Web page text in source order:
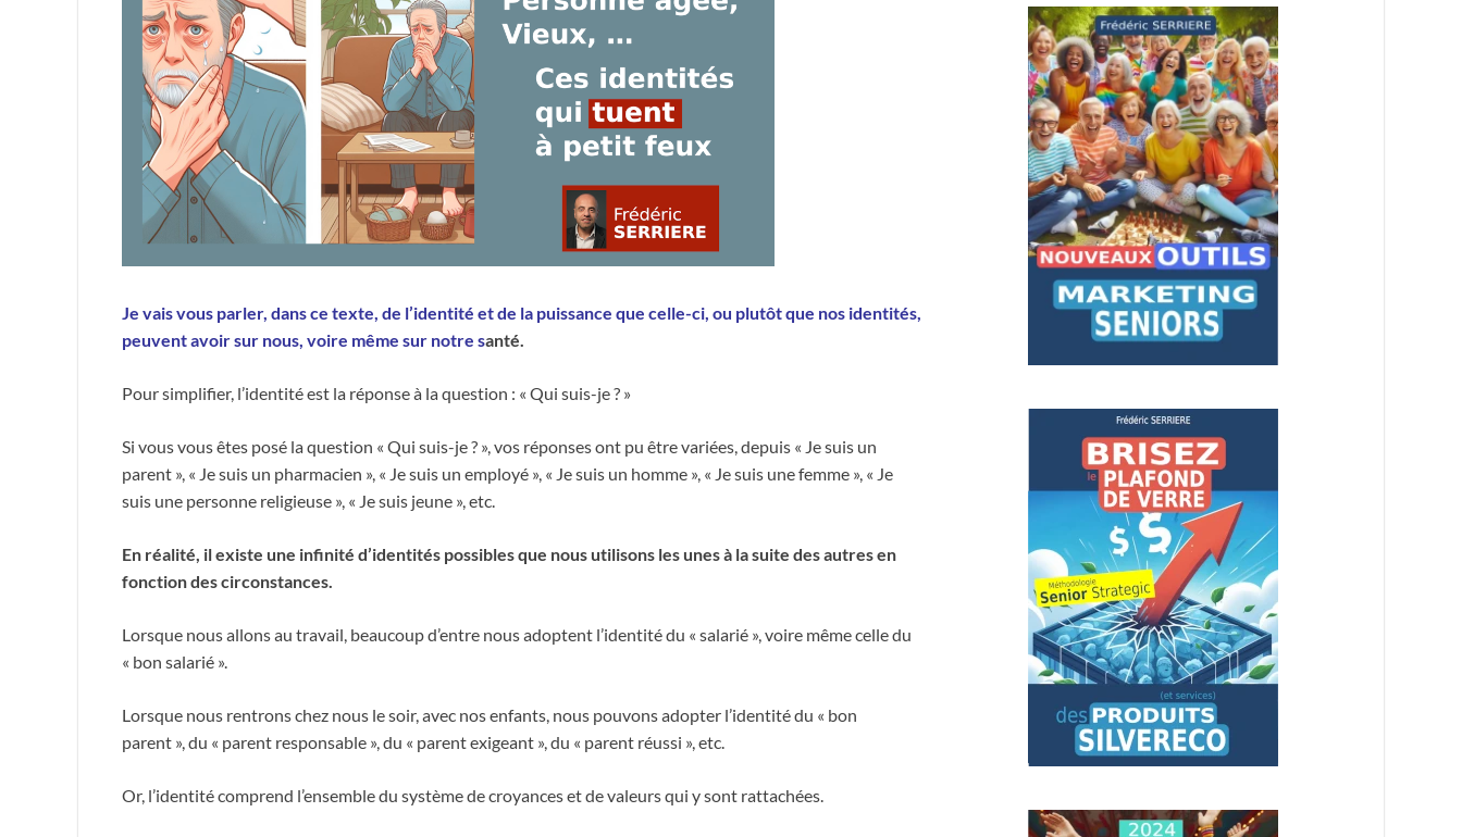
Je vais vous parler, dans ce texte, de l’identité et de la puissance que celle-ci, ou plutôt que nos identités,
peuvent avoir sur nous, voire même sur notre santé.
Pour simplifier, l’identité est la réponse à la question : « Qui suis-je ? »
Si vous vous êtes posé la question « Qui suis-je ? », vos réponses ont pu être variées, depuis « Je suis un
parent », « Je suis un pharmacien », « Je suis un employé », « Je suis un homme », « Je suis une femme », « Je
suis une personne religieuse », « Je suis jeune », etc.
En réalité, il existe une infinité d’identités possibles que nous utilisons les unes à la suite des autres en
fonction des circonstances.
Lorsque nous allons au travail, beaucoup d’entre nous adoptent l’identité du « salarié », voire même celle du
« bon salarié ».
Lorsque nous rentrons chez nous le soir, avec nos enfants, nous pouvons adopter l’identité du « bon
parent », du « parent responsable », du « parent exigeant », du « parent réussi », etc.
Or, l’identité comprend l’ensemble du système de croyances et de valeurs qui y sont rattachées.